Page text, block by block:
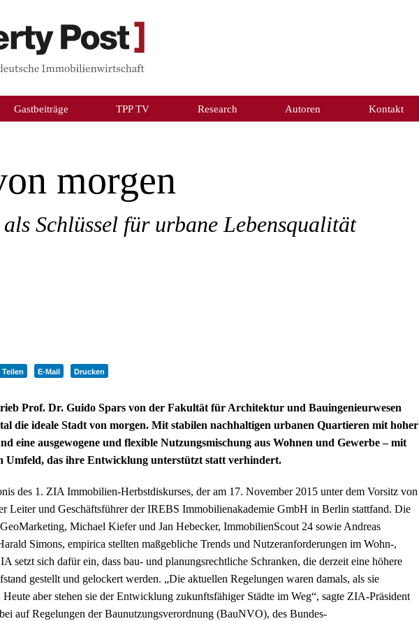
Gastbeiträge TPP TV Research Autoren Kontakt
morgen
Schlüssel für urbane Lebensqualität
Teilen E-Mail Drucken
Prof. Dr. Guido Spars von der Fakultät für Architektur und Bauingenieurwesen
die ideale Stadt von morgen. Mit stabilen nachhaltigen urbanen Quartieren mit hoher
eine ausgewogene und flexible Nutzungsmischung aus Wohnen und Gewerbe – mit
Umfeld, das ihre Entwicklung unterstützt statt verhindert.
des 1. ZIA Immobilien-Herbstdiskurses, der am 17. November 2015 unter dem Vorsitz von
Leiter und Geschäftsführer der IREBS Immobilienakademie GmbH in Berlin stattfand. Die
Michael Kiefer und Jan Hebecker, ImmobilienScout 24 sowie Andreas
Simons, empirica stellten maßgebliche Trends und Nutzeranforderungen im Wohn-,
setzt sich dafür ein, dass bau- und planungsrechtliche Schranken, die derzeit eine höhere
gestellt und gelockert werden. „Die aktuellen Regelungen waren damals, als sie
aber stehen sie der Entwicklung zukunftsfähiger Städte im Weg“, sagte ZIA-Präsident
auf Regelungen der Baunutzungsverordnung (BauNVO), des Bundes-